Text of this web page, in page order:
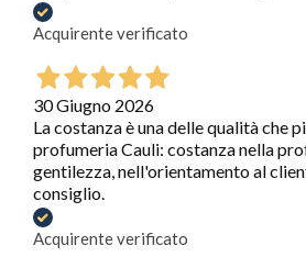
Acquirente verificato
30 Giugno 2026
La costanza è una delle qualità che
profumeria Cauli: costanza nella
gentilezza, nell'orientamento al
consiglio.
Acquirente verificato